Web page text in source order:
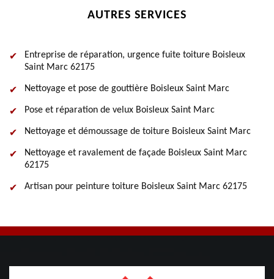
AUTRES SERVICES
Entreprise de réparation, urgence fuite toiture Boisleux
Saint Marc 62175
Nettoyage et pose de gouttière Boisleux Saint Marc
Pose et réparation de velux Boisleux Saint Marc
Nettoyage et démoussage de toiture Boisleux Saint Marc
Nettoyage et ravalement de façade Boisleux Saint Marc
62175
Artisan pour peinture toiture Boisleux Saint Marc 62175